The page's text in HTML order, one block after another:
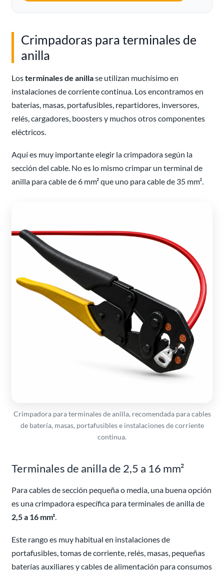
Crimpadoras para terminales de
anilla
Losterminales de anillase utilizan muchísimo en
instalaciones de corriente continua. Los encontramos en
baterías, masas, portafusibles, repartidores, inversores,
relés, cargadores, boosters y muchos otros componentes
eléctricos.
Aquí es muy importante elegir la crimpadora según la
sección del cable. No es lo mismo crimpar un terminal de
anilla para cable de 6 mm² que uno para cable de 35 mm².
Crimpadora para terminales de anilla, recomendada para cables
de batería, masas, portafusibles e instalaciones de corriente
continua.
Terminales de anilla de 2,5 a 16 mm²
Para cables de sección pequeña o media, una buena opción
es una crimpadora específica para terminales de anilla de
2,5 a 16 mm².
Este rango es muy habitual en instalaciones de
portafusibles, tomas de corriente, relés, masas, pequeñas
baterías auxiliares y cables de alimentación para consumos